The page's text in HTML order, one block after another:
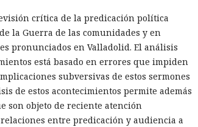
crítica de la predicación política
la Guerra de las comunidades y en
pronunciados en Valladolid. El análisis
está basado en errores que impiden
subversivas de estos sermones
de estos acontecimientos permite además
son objeto de reciente atención
entre predicación y audiencia a